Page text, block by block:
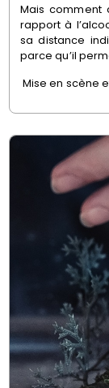
Mais comment
rapport à
sa distance
parce qu’il
Mise en scène